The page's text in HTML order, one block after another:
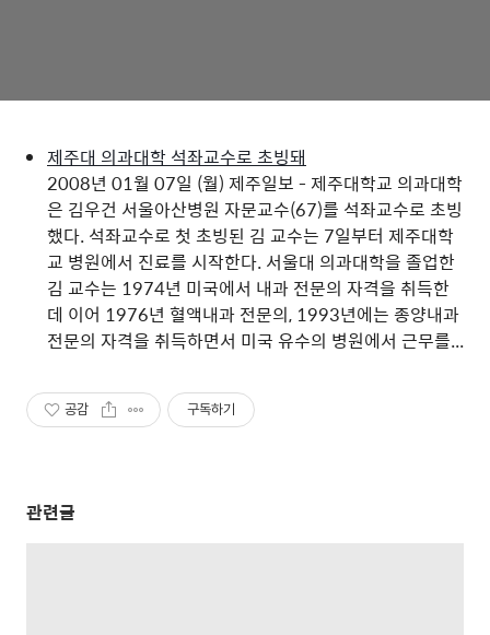
제주대 의과대학 석좌교수로 초빙돼
2008년 01월 07일 (월) 제주일보 - 제주대학교 의과대학
은 김우건 서울아산병원 자문교수(67)를 석좌교수로 초빙
했다. 석좌교수로 첫 초빙된 김 교수는 7일부터 제주대학
교 병원에서 진료를 시작한다. 서울대 의과대학을 졸업한
김 교수는 1974년 미국에서 내과 전문의 자격을 취득한
데 이어 1976년 혈액내과 전문의, 1993년에는 종양내과
전문의 자격을 취득하면서 미국 유수의 병원에서 근무를...
공감 구독하기
관련글